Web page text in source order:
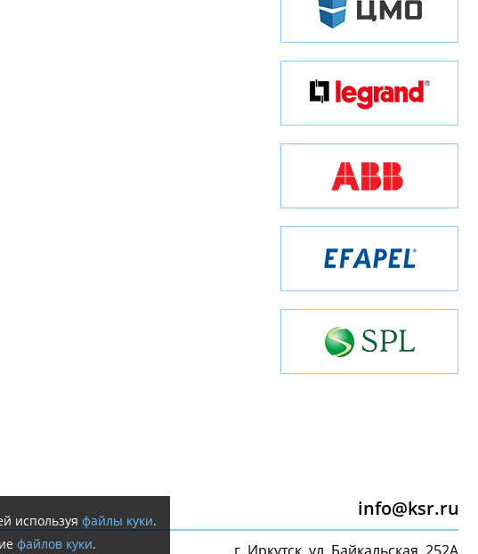
info@ksr.ru
используя файлы куки.
файлов куки.